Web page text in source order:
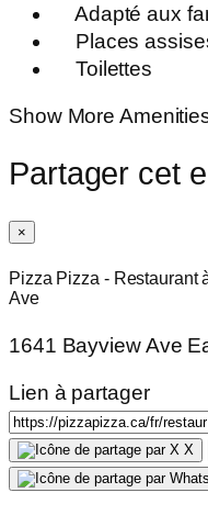
Adapté aux
Places
Toilettes
Show More
Partager cet
×
Pizza Pizza - Restaurant
Ave
1641 Bayview Ave
Lien à partager
X